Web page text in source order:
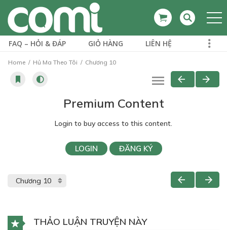
FAQ – HỎI & ĐÁP GIỎ HÀNG LIÊN HỆ
Home Hủ Ma Theo Tôi Chương 10
Premium Content
Login to buy access to this content.
LOGIN ĐĂNG KÝ
THẢO LUẬN TRUYỆN NÀY